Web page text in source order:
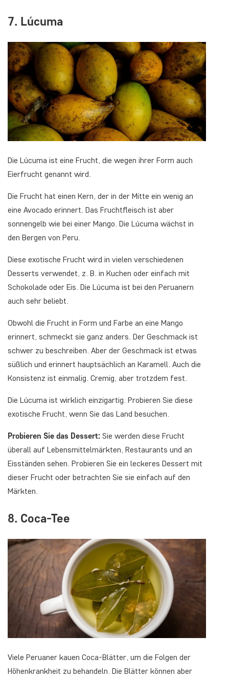
7. Lúcuma
Die Lúcuma ist eine Frucht, die wegen ihrer Form auch
Eierfrucht genannt wird.
Die Frucht hat einen Kern, der in der Mitte ein wenig an
eine Avocado erinnert. Das Fruchtfleisch ist aber
sonnengelb wie bei einer Mango. Die Lúcuma wächst in
den Bergen von Peru.
Diese exotische Frucht wird in vielen verschiedenen
Desserts verwendet, z. B. in Kuchen oder einfach mit
Schokolade oder Eis. Die Lúcuma ist bei den Peruanern
auch sehr beliebt.
Obwohl die Frucht in Form und Farbe an eine Mango
erinnert, schmeckt sie ganz anders. Der Geschmack ist
schwer zu beschreiben. Aber der Geschmack ist etwas
süßlich und erinnert hauptsächlich an Karamell. Auch die
Konsistenz ist einmalig. Cremig, aber trotzdem fest.
Die Lúcuma ist wirklich einzigartig. Probieren Sie diese
exotische Frucht, wenn Sie das Land besuchen.
Probieren Sie das Dessert: Sie werden diese Frucht
überall auf Lebensmittelmärkten, Restaurants und an
Eisständen sehen. Probieren Sie ein leckeres Dessert mit
dieser Frucht oder betrachten Sie sie einfach auf den
Märkten.
8. Coca-Tee
Viele Peruaner kauen Coca-Blätter, um die Folgen der
Höhenkrankheit zu behandeln. Die Blätter können aber